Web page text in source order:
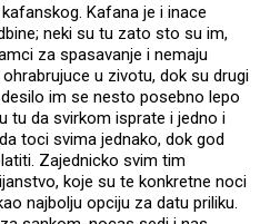
Kafana je i inace
neki su tu zato sto su im,
za spasavanje i nemaju
u zivotu, dok su drugi
im se nesto posebno lepo
tu da svirkom isprate i jedno i
toci svima jednako, dok god
Zajednicko svim tim
koje su te konkretne noci
najbolju opciju za datu priliku.